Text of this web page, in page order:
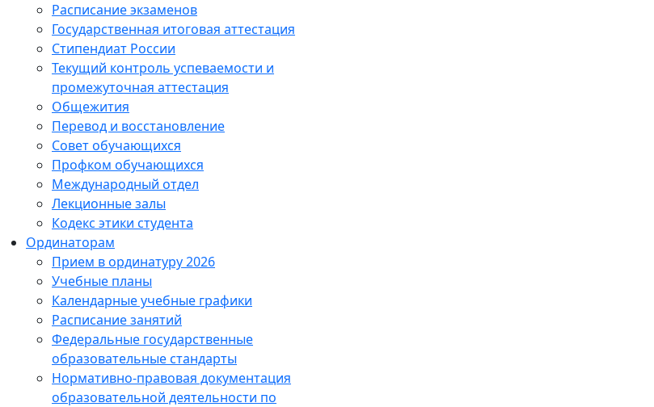
Расписание экзаменов
Государственная итоговая аттестация
Стипендиат России
Текущий контроль успеваемости и
промежуточная аттестация
Общежития
Перевод и восстановление
Совет обучающихся
Профком обучающихся
Международный отдел
Лекционные залы
Кодекс этики студента
Ординаторам
Прием в ординатуру 2026
Учебные планы
Календарные учебные графики
Расписание занятий
Федеральные государственные
образовательные стандарты
Нормативно-правовая документация
образовательной деятельности по